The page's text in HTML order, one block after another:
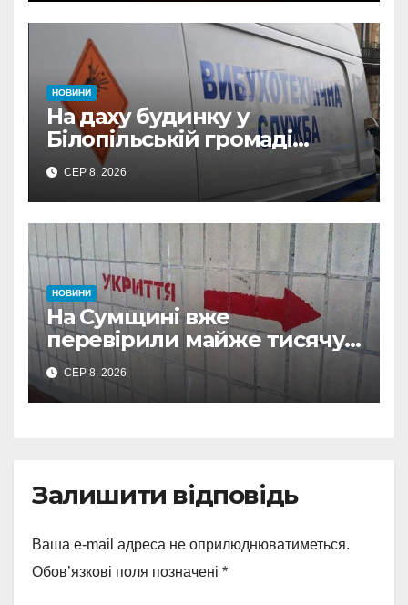
відзнаки
НОВИНИ
На даху будинку у
Білопільській громаді
знайшли 120-мм міну
СЕР 8, 2026
НОВИНИ
На Сумщині вже
перевірили майже тисячу
укриттів: де виявили
замкнені двері
СЕР 8, 2026
Залишити відповідь
Ваша e-mail адреса не оприлюднюватиметься.
Обов’язкові поля позначені *